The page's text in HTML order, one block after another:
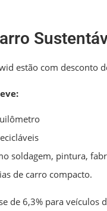
estão com desconto
soldagem, pintura,
de carro compacto.
de 6,3% para veículos